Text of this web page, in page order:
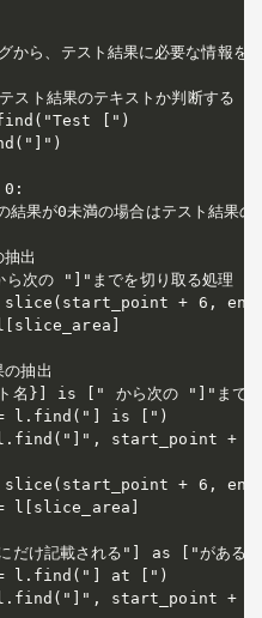
ら、テスト結果に必要な情報を
ト結果のテキストか判断する
[")
が0未満の場合はテスト結果の
出
次の "]"までを切り取る処理
+ 6,
抽出
}] is [" から次の "]"までを
l.find("] is [")
start_point +
+ 6,
l[slice_area]
け記載される"] as ["があるか
l.find("] at [")
start_point +